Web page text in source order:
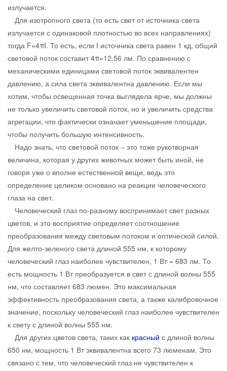
излучается.
Для изотропного света (то есть свет от источника света
излучается с одинаковой плотностью во всех направлениях)
тогда F=4πI. То есть, если I источника света равен 1 кд, общий
световой поток составит 4π=12,56 лм. По сравнению с
механическими единицами световой поток эквивалентен
давлению, а сила света эквивалентна давлению. Если мы
хотим, чтобы освещенная точка выглядела ярче, мы должны
не только увеличить световой поток, но и увеличить средства
агрегации, что фактически означает уменьшение площади,
чтобы получить большую интенсивность.
Надо знать, что световой поток – это тоже рукотворная
величина, которая у других животных может быть иной, не
говоря уже о вполне естественной вещи, ведь это
определение целиком основано на реакции человеческого
глаза на свет.
Человеческий глаз по-разному воспринимает свет разных
цветов, и это восприятие определяет соотношение
преобразования между световым потоком и оптической силой.
Для желто-зеленого света длиной 555 нм, к которому
человеческий глаз наиболее чувствителен, 1 Вт = 683 лм. То
есть мощность 1 Вт преобразуется в свет с длиной волны 555
нм, что составляет 683 люмен. Это максимальная
эффективность преобразования света, а также калибровочное
значение, поскольку человеческий глаз наиболее чувствителен
к свету с длиной волны 555 нм.
Для других цветов света, таких как красный с длиной волны
650 нм, мощность 1 Вт эквивалентна всего 73 люменам. Это
связано с тем, что человеческий глаз не чувствителен к